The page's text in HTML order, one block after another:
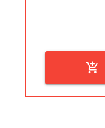
add_shopping_cart